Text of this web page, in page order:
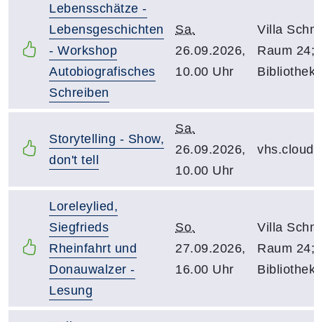
Lebensschätze -
Lebensgeschichten
- Workshop
Autobiografisches
Schreiben
Sa.
26.09.2026,
10.00 Uhr
Villa
Raum 24;
Storytelling - Show,
don't tell
Sa.
26.09.2026,
10.00 Uhr
Loreleylied,
Siegfrieds
Rheinfahrt und
Donauwalzer -
Lesung
So.
27.09.2026,
16.00 Uhr
Villa
Raum 24;